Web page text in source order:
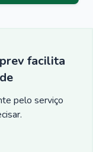
facilita
pelo serviço